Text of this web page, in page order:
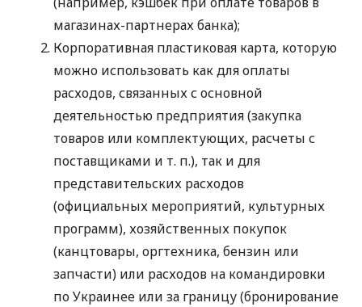
магазинах-партнерах банка);
Корпоративная пластиковая карта, которую
можно использовать как для оплаты
расходов, связанных с основной
деятельностью предприятия (закупка
товаров или комплектующих, расчеты с
поставщиками и т. п.), так и для
представительских расходов
(официальных мероприятий, культурных
программ), хозяйственных покупок
(канцтовары, оргтехника, бензин или
запчасти) или расходов на командировки
по Украинее или за границу (бронирование